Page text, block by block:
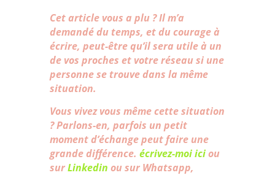
Cet article vous a plu ? Il m’a
demandé du temps, et du courage à
écrire, peut-être qu’il sera utile à un
de vos proches et votre réseau si une
personne se trouve dans la même
situation.
Vous vivez vous même cette situation
? Parlons-en, parfois un petit
moment d’échange peut faire une
grande différence. écrivez-moi iciou
surLinkedin ou sur Whatsapp,